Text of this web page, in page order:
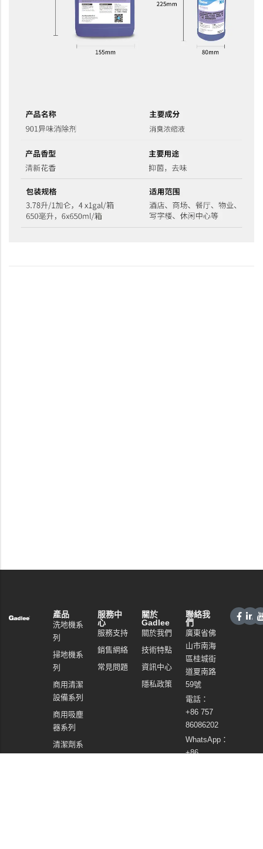
產品
洗地機系
列
掃地機系
列
商用清潔
設備系列
商用吸塵
器系列
清潔劑系
服務中
心
服務支持
銷售網絡
常見問題
關於
Gadlee
關於我們
技術特點
資訊中心
隱私政策
聯絡我
們
廣東省佛
山市南海
區桂城街
道夏南路
59號
電話：
+86 757
86086202
WhatsApp：
+86